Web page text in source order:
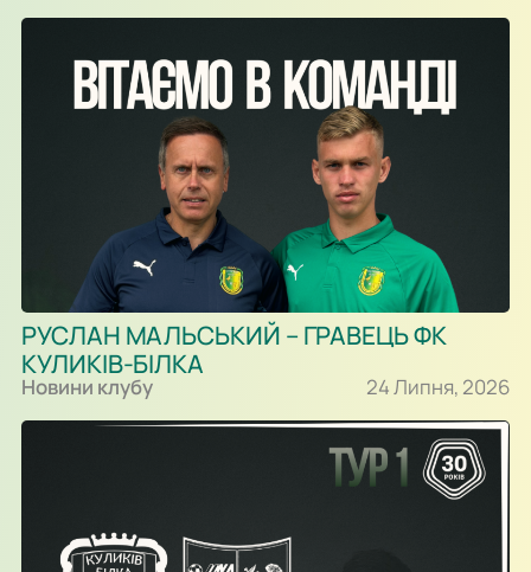
РУСЛАН МАЛЬСЬКИЙ – ГРАВЕЦЬ ФК
КУЛИКІВ-БІЛКА
Новини клубу 24 Липня, 2026